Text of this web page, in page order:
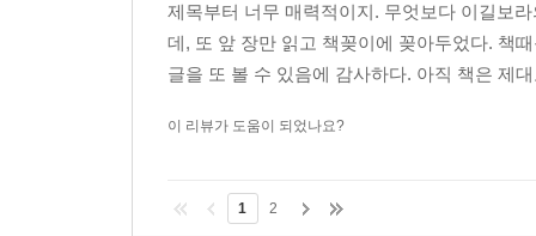
제목부터 너무 매력적이지. 무엇보다 이길보
데, 또 앞 장만 읽고 책꽂이에 꽂아두었다. 책
글을 또 볼 수 있음에 감사하다. 아직 책은 제
이 리뷰가 도움이 되었나요?
1 2